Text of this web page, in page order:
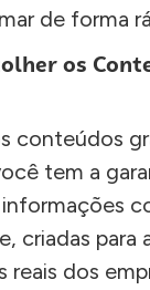
de forma
os
conteúdos
tem a
criadas para
reais dos